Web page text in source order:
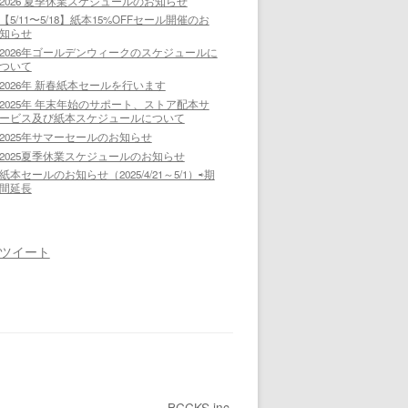
【5/11〜5/18】紙本15%OFFセール開催のお
知らせ
2026年ゴールデンウィークのスケジュールに
ついて
2026年 新春紙本セールを行います
2025年 年末年始のサポート、ストア配本サ
ービス及び紙本スケジュールについて
2025年サマーセールのお知らせ
2025夏季休業スケジュールのお知らせ
紙本セールのお知らせ（2025/4/21～5/1）⇨期
間延長
ツイート